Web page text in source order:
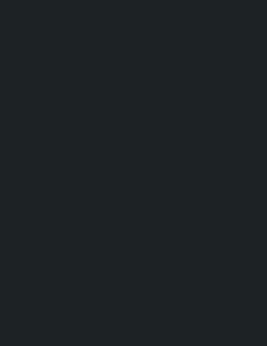
काठमाडौं ।
। कम्पनीले २३